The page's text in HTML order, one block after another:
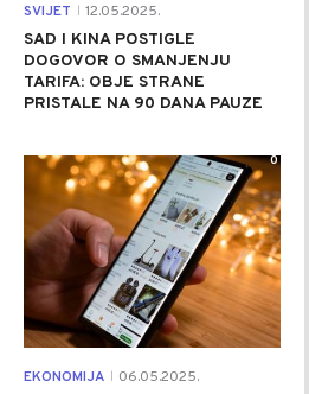
SVIJET 12.05.2025.
SAD I KINA POSTIGLE
DOGOVOR O SMANJENJU
TARIFA: OBJE STRANE
PRISTALE NA 90 DANA PAUZE
EKONOMIJA 06.05.2025.
0